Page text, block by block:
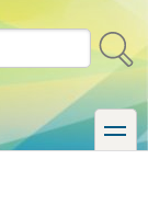
toggle